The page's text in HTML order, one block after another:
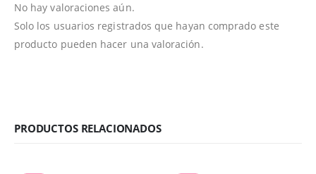
No hay valoraciones aún.
Solo los usuarios registrados que hayan comprado este
producto pueden hacer una valoración.
PRODUCTOS RELACIONADOS